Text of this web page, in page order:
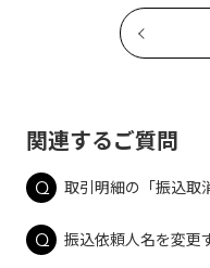
関連するご質問
取引明細の「振込取
振込依頼人名を変更